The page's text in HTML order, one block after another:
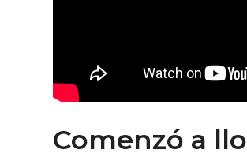
Comenzó a